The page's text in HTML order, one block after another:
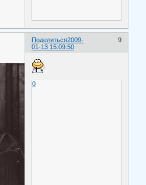
Поделиться 9
2009-
01-13 15:09:50
0